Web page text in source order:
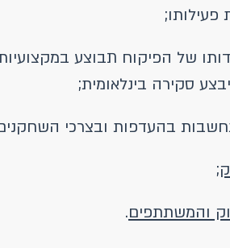
פעילותו;
של הפיקוח תבוצע
סקירה בינלאומית;
בהעדפות ובצרכי
;
והמשתתפים.